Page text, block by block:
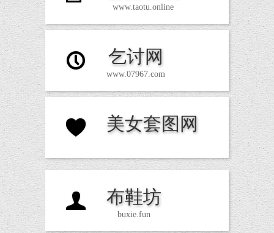
www.taotu.online
P 乞讨网
www.07967.com
N 美女套图网
U 布鞋坊
buxie.fun